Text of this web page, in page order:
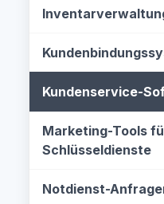
Kundenservice-
Marketing-Tools
Schlüsseldienste
Notdienst-